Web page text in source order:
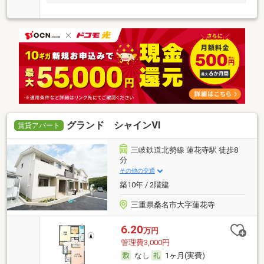
賃貸アパート グランド シャインⅥ
三岐鉄道北勢線 蓮花寺駅 徒歩8
分
その他の交通
築10年 / 2階建
三重県桑名市大字蓮花寺
6.20万円
管理費3,000円
なし
1ヶ月(実費)